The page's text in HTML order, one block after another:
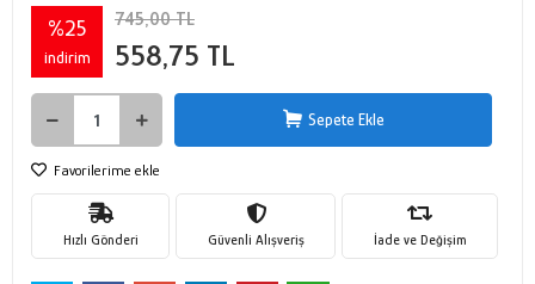
%25
indirim
745,00 TL
558,75 TL
Sepete Ekle
Favorilerime ekle
Hızlı Gönderi Güvenli Alışveriş İade ve Değişim